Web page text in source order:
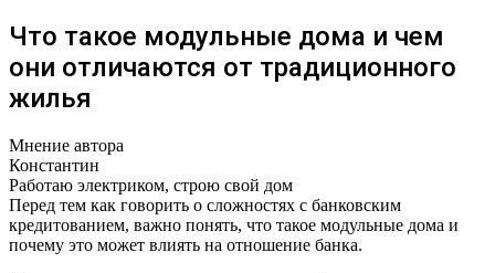
Что такое модульные дома и чем
они отличаются от традиционного
жилья
Мнение автора
Константин
Работаю электриком, строю свой дом
Перед тем как говорить о сложностях с банковским
кредитованием, важно понять, что такое модульные дома и
почему это может влиять на отношение банка.